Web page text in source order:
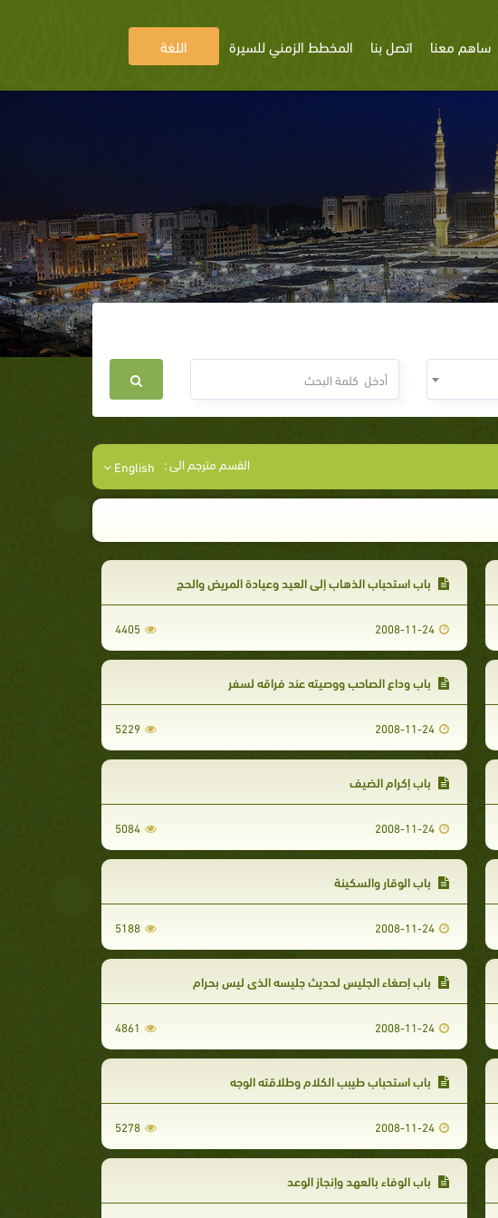
ساهم معنا اتصل بنا المخطط الزمني للسيرة اللغة
القسم مترجم الى : English
باب استحباب الذهاب إلى العيد وعيادة المريض والحج
2008-11-24
4405
باب وداع الصاحب ووصيته عند فراقه لسفر
2008-11-24
5229
باب إكرام الضيف
2008-11-24
5084
باب الوقار والسكينة
2008-11-24
5188
باب إصغاء الجليس لحديث جليسه الذى ليس بحرام
2008-11-24
4861
باب استحباب طيبب الكلام وطلاقته الوجه
2008-11-24
5278
باب الوفاء بالعهد وإنجاز الوعد